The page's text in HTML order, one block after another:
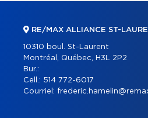
RE/MAX ALLIANCE ST-
10310 boul. St-Laurent
Montréal, Québec, H3L 2P2
Bur.:
Cell.: 514 772-6017
Courriel: